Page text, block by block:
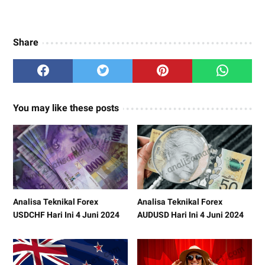
Share
You may like these posts
Analisa Teknikal Forex
USDCHF Hari Ini 4 Juni 2024
Analisa Teknikal Forex
AUDUSD Hari Ini 4 Juni 2024